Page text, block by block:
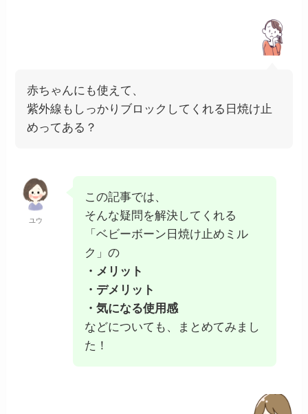
赤ちゃんにも使えて、
紫外線もしっかりブロックしてくれる日焼け止
めってある？
ユウ
この記事では、
そんな疑問を解決してくれる
「ベビーボーン日焼け止めミル
ク」の
・メリット
・デメリット
・気になる使用感
などについても、まとめてみまし
た！